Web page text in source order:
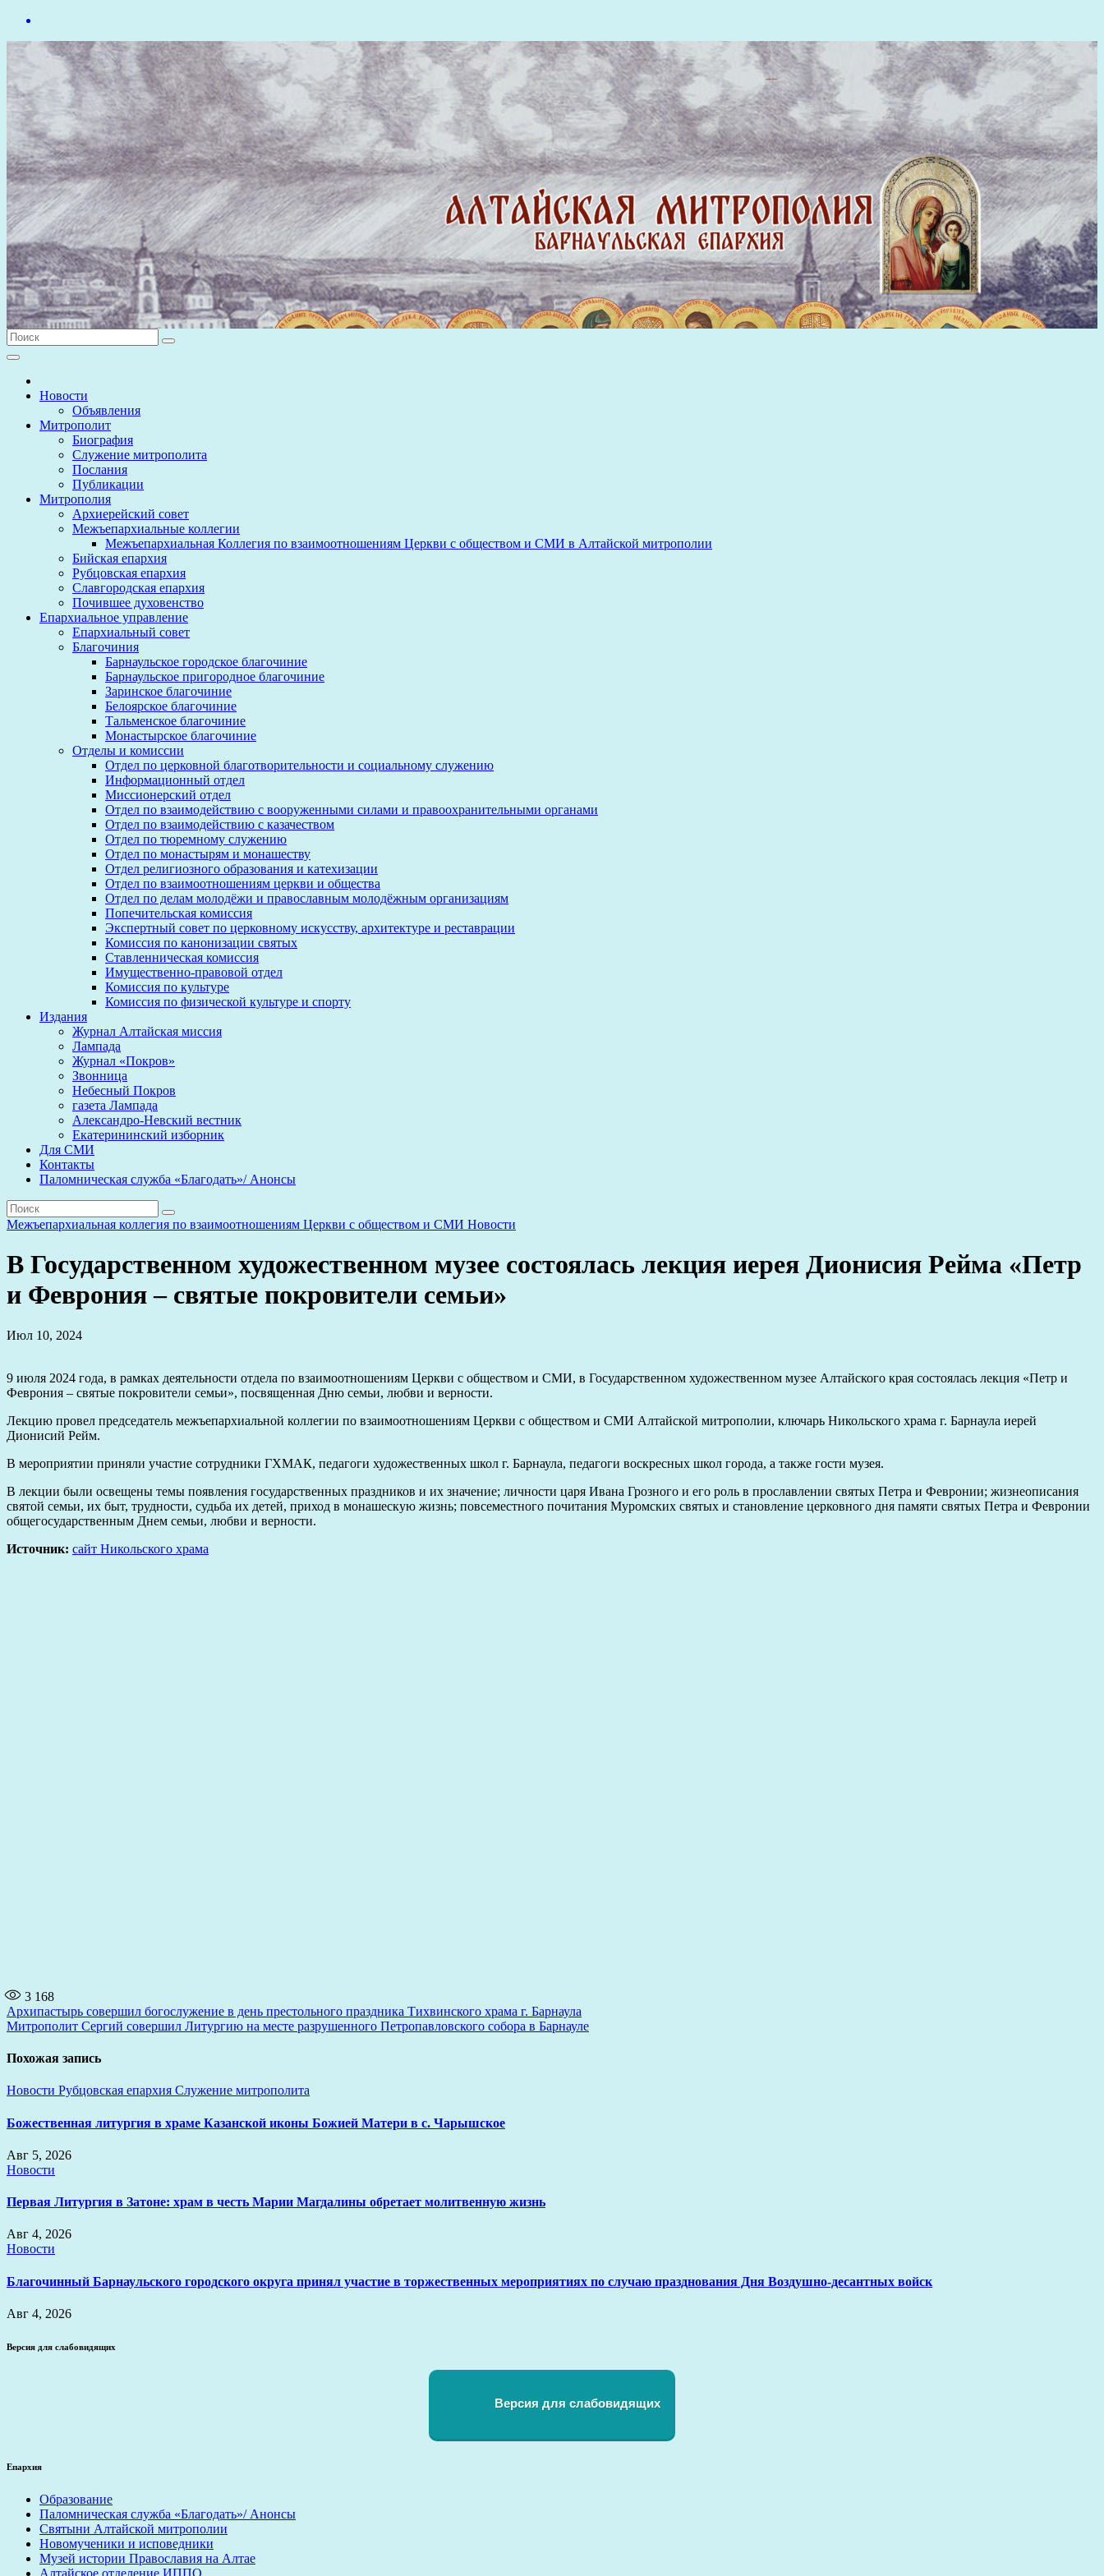
Перейти
содержимому
Новости
Объявления
Митрополит
Биография
Служение митрополита
Послания
Публикации
Митрополия
Архиерейский совет
Межъепархиальные коллегии
Межъепархиальная Коллегия по взаимоотношениям Церкви с обществом и СМИ в Алтайской митрополии
Бийская епархия
Рубцовская епархия
Славгородская епархия
Почившее духовенство
Епархиальное управление
Епархиальный совет
Благочиния
Барнаульское городское благочиние
Барнаульское пригородное благочиние
Заринское благочиние
Белоярское благочиние
Тальменское благочиние
Монастырское благочиние
Отделы и комиссии
Отдел по церковной благотворительности и социальному служению
Информационный отдел
Миссионерский отдел
Отдел по взаимодействию с вооруженными силами и правоохранительными органами
Отдел по взаимодействию с казачеством
Отдел по тюремному служению
Отдел по монастырям и монашеству
Отдел религиозного образования и катехизации
Отдел по взаимоотношениям церкви и общества
Отдел по делам молодёжи и православным молодёжным организациям
Попечительская комиссия
Экспертный совет по церковному искусству, архитектуре и реставрации
Комиссия по канонизации святых
Ставленническая комиссия
Имущественно-правовой отдел
Комиссия по культуре
Комиссия по физической культуре и спорту
Издания
Журнал Алтайская миссия
Лампада
Журнал «Покров»
Звонница
Небесный Покров
газета Лампада
Александро-Невский вестник
Екатерининский изборник
Для СМИ
Контакты
Паломническая служба «Благодать»/ Анонсы
Межъепархиальная коллегия по взаимоотношениям Церкви с обществом и СМИ Новости
В Государственном художественном музее состоялась лекция иерея Дионисия Рейма «Петр
и Феврония – святые покровители семьи»
Июл 10, 2024
9 июля 2024 года, в рамках деятельности отдела по взаимоотношениям Церкви с обществом и СМИ, в Государственном художественном музее Алтайского края состоялась лекция «Петр и
Феврония – святые покровители семьи», посвященная Дню семьи, любви и верности.
Лекцию провел председатель межъепархиальной коллегии по взаимоотношениям Церкви с обществом и СМИ Алтайской митрополии, ключарь Никольского храма г. Барнаула иерей
Дионисий Рейм.
В мероприятии приняли участие сотрудники ГХМАК, педагоги художественных школ г. Барнаула, педагоги воскресных школ города, а также гости музея.
В лекции были освещены темы появления государственных праздников и их значение; личности царя Ивана Грозного и его роль в прославлении святых Петра и Февронии; жизнеописания
святой семьи, их быт, трудности, судьба их детей, приход в монашескую жизнь; повсеместного почитания Муромских святых и становление церковного дня памяти святых Петра и Февронии
общегосударственным Днем семьи, любви и верности.
Источник: сайт Никольского храма
3 168
Навигация
по
записям
Архипастырь совершил богослужение в день престольного праздника Тихвинского храма г. Барнаула
Митрополит Сергий совершил Литургию на месте разрушенного Петропавловского собора в Барнауле
Похожая запись
Новости Рубцовская епархия Служение митрополита
Божественная литургия в храме Казанской иконы Божией Матери в с. Чарышское
Авг 5, 2026
Новости
Первая Литургия в Затоне: храм в честь Марии Магдалины обретает молитвенную жизнь
Авг 4, 2026
Новости
Благочинный Барнаульского городского округа принял участие в торжественных мероприятиях по случаю празднования Дня Воздушно-десантных войск
Авг 4, 2026
Версия для слабовидящих
Версия для слабовидящих
Епархия
Образование
Паломническая служба «Благодать»/ Анонсы
Святыни Алтайской митрополии
Новомученики и исповедники
Музей истории Православия на Алтае
Алтайское отделение ИППО